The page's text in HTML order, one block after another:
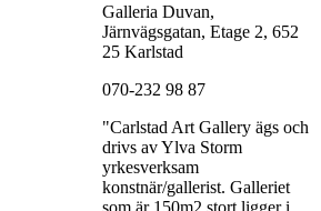
Galleria Duvan,
Järnvägsgatan, Etage 2, 652
25 Karlstad
070-232 98 87
"Carlstad Art Gallery ägs och
drivs av Ylva Storm
yrkesverksam
konstnär/gallerist. Galleriet
som är 150m2 stort ligger i